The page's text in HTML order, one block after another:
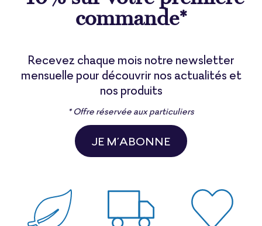
commande*
Recevez chaque mois notre newsletter
mensuelle pour découvrir nos actualités et
nos produits
* Offre réservée aux particuliers
JE M’ABONNE